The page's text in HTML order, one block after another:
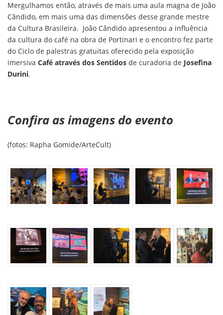
Mergulhamos então, através de mais uma aula magna de João
Cândido, em mais uma das dimensões desse grande mestre
da Cultura Brasileira. João Cândido apresentou a influência
da cultura do café na obra de Portinari e o encontro fez parte
do Ciclo de palestras gratuitas oferecido pela exposição
imersiva Café através dos Sentidos de curadoria de Josefina
Durini.
Confira as imagens do evento
(fotos: Rapha Gomide/ArteCult)